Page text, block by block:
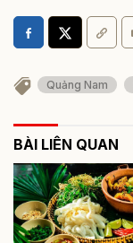
Quảng Nam
BÀI LIÊN QUAN